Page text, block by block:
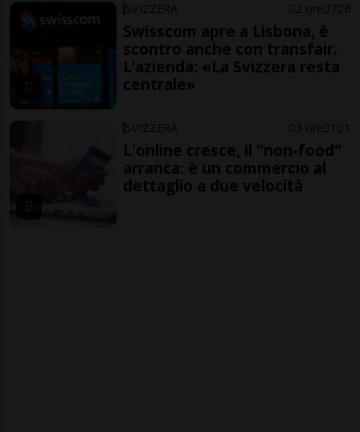
SVIZZERA 2 ore 7 6
Swisscom apre a Lisbona, è
scontro anche con transfair.
L’azienda: «La Svizzera resta
centrale»
SVIZZERA 3 ore 1 1
L'online cresce, il "non-food"
arranca: è un commercio al
dettaglio a due velocità